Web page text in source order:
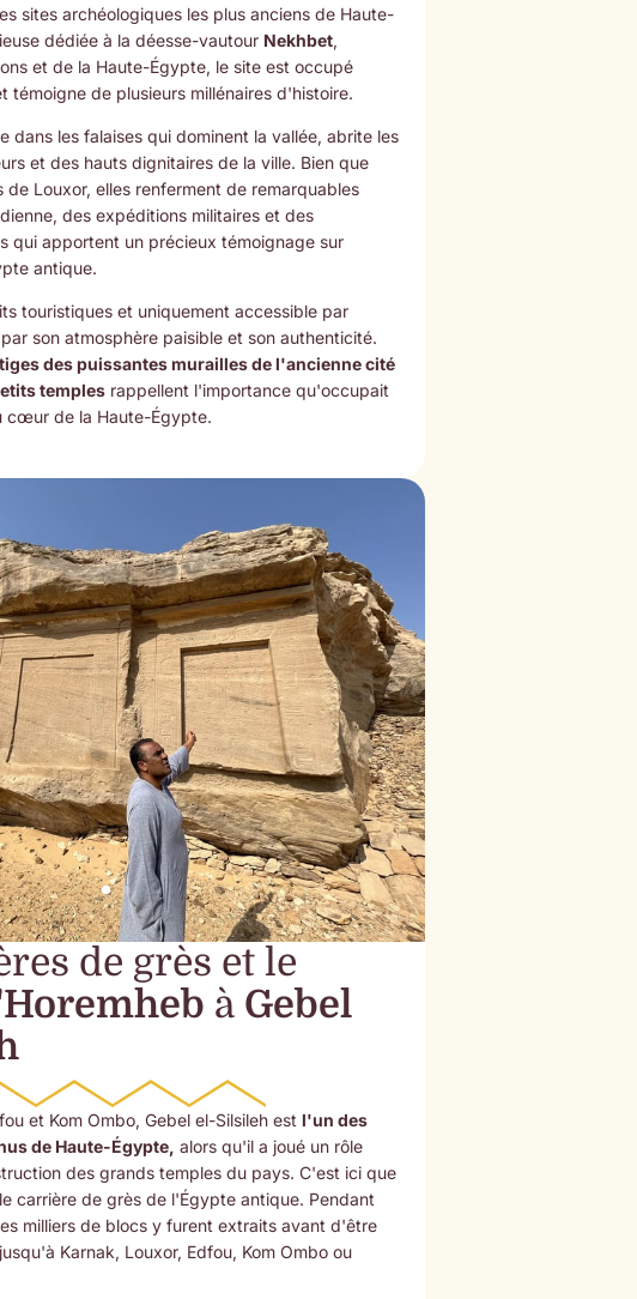
sites archéologiques les plus anciens de Haute-
dédiée à la déesse-vautour Nekhbet,
et de la Haute-Égypte, le site est occupé
témoigne de plusieurs millénaires d'histoire.
dans les falaises qui dominent la vallée, abrite les
et des hauts dignitaires de la ville. Bien que
de Louxor, elles renferment de remarquables
des expéditions militaires et des
qui apportent un précieux témoignage sur
antique.
touristiques et uniquement accessible par
son atmosphère paisible et son authenticité.
des puissantes murailles de l'ancienne cité
temples rappellent l'importance qu'occupait
cœur de la Haute-Égypte.
de grès et le
à Gebel
et Kom Ombo, Gebel el-Silsileh estl'un des
de Haute-Égypte, alors qu'il a joué un rôle
des grands temples du pays. C'est ici que
carrière de grès de l'Égypte antique. Pendant
milliers de blocs y furent extraits avant d'être
Karnak, Louxor, Edfou, Kom Ombo ou